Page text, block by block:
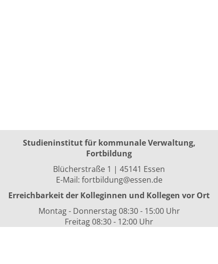
Studieninstitut für kommunale Verwaltung,
Fortbildung
Blücherstraße 1 | 45141 Essen
E-Mail: fortbildung@essen.de
Erreichbarkeit der Kolleginnen und Kollegen vor Ort
Montag - Donnerstag 08:30 - 15:00 Uhr
Freitag 08:30 - 12:00 Uhr